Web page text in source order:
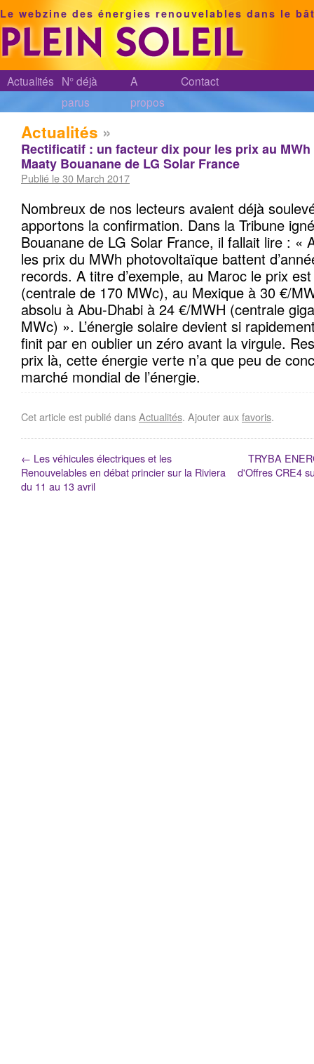
Le webzine des énergies renouvelables dans le
Actualités N° déjà
parus
A
propos
Contact
Actualités »
Rectificatif : un facteur dix pour les prix au
Maaty Bouanane de LG Solar France
Publié le 30 March 2017
Nombreux de nos lecteurs avaient déjà
apportons la confirmation. Dans la Tribune
Bouanane de LG Solar France, il fallait lire : «
les prix du MWh photovoltaïque battent
records. A titre d’exemple, au Maroc le prix
(centrale de 170 MWc), au Mexique à 30 €/
absolu à Abu-Dhabi à 24 €/MWH (centrale
MWc) ». L’énergie solaire devient si
finit par en oublier un zéro avant la virgule.
prix là, cette énergie verte n’a que peu de
marché mondial de l’énergie.
Cet article est publié dansActualités. Ajouter auxfavoris.
← Les véhicules électriques et les
Renouvelables en débat princier sur la Riviera
du 11 au 13 avril
TRYBA
d'Offres CRE4